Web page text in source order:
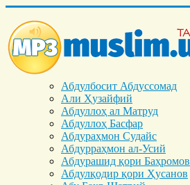
Абдулбосит Абдуссомад
Али Ҳузайфий
Абдуллоҳ ал Матруд
Абдуллоҳ Басфар
Абдураҳмон Судайс
Абдурраҳмон ал-Усий
Абдурашид қори Баҳромов
Абдулқодир қори Ҳусанов